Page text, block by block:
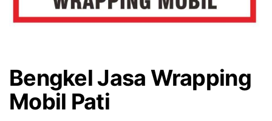
Bengkel Jasa Wrapping
Mobil Pati